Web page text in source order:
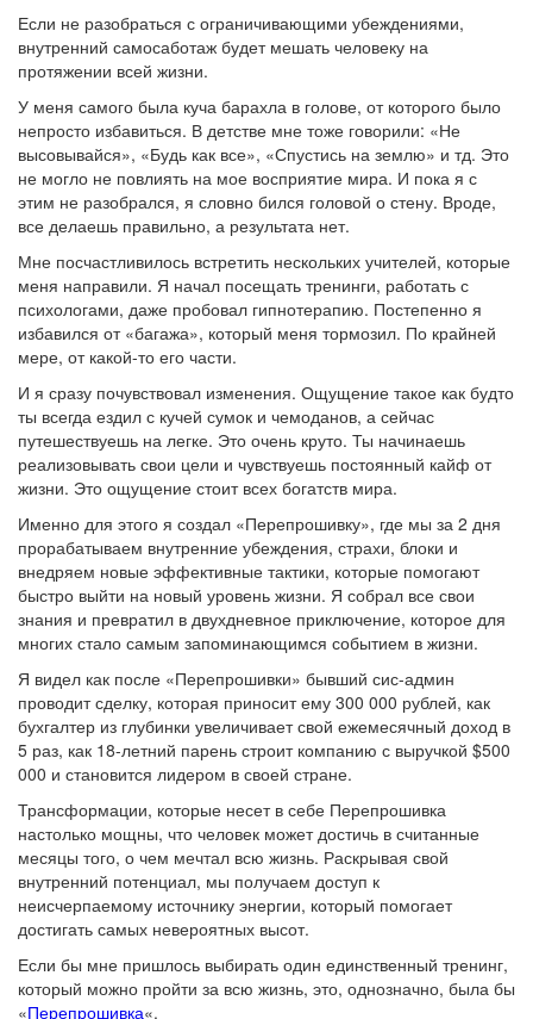
Если не разобраться с ограничивающими убеждениями,
внутренний самосаботаж будет мешать человеку на
протяжении всей жизни.
У меня самого была куча барахла в голове, от которого было
непросто избавиться. В детстве мне тоже говорили: «Не
высовывайся», «Будь как все», «Спустись на землю» и тд. Это
не могло не повлиять на мое восприятие мира. И пока я с
этим не разобрался, я словно бился головой о стену. Вроде,
все делаешь правильно, а результата нет.
Мне посчастливилось встретить нескольких учителей, которые
меня направили. Я начал посещать тренинги, работать с
психологами, даже пробовал гипнотерапию. Постепенно я
избавился от «багажа», который меня тормозил. По крайней
мере, от какой-то его части.
И я сразу почувствовал изменения. Ощущение такое как будто
ты всегда ездил с кучей сумок и чемоданов, а сейчас
путешествуешь на легке. Это очень круто. Ты начинаешь
реализовывать свои цели и чувствуешь постоянный кайф от
жизни. Это ощущение стоит всех богатств мира.
Именно для этого я создал «Перепрошивку», где мы за 2 дня
прорабатываем внутренние убеждения, страхи, блоки и
внедряем новые эффективные тактики, которые помогают
быстро выйти на новый уровень жизни. Я собрал все свои
знания и превратил в двухдневное приключение, которое для
многих стало самым запоминающимся событием в жизни.
Я видел как после «Перепрошивки» бывший сис-админ
проводит сделку, которая приносит ему 300 000 рублей, как
бухгалтер из глубинки увеличивает свой ежемесячный доход в
5 раз, как 18-летний парень строит компанию с выручкой $500
000 и становится лидером в своей стране.
Трансформации, которые несет в себе Перепрошивка
настолько мощны, что человек может достичь в считанные
месяцы того, о чем мечтал всю жизнь. Раскрывая свой
внутренний потенциал, мы получаем доступ к
неисчерпаемому источнику энергии, который помогает
достигать самых невероятных высот.
Если бы мне пришлось выбирать один единственный тренинг,
который можно пройти за всю жизнь, это, однозначно, была бы
«Перепрошивка«.